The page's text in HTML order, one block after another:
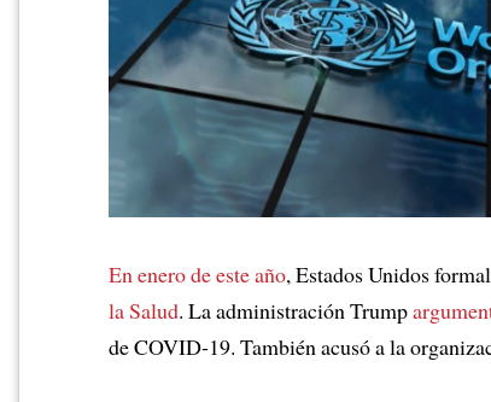
En enero de este año, Estados Unidos
la Salud. La administración Trump
de COVID-19. También acusó a la